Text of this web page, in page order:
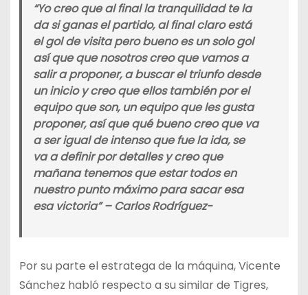
“Yo creo que al final la tranquilidad te la
da si ganas el partido, al final claro está
el gol de visita pero bueno es un solo gol
así que que nosotros creo que vamos a
salir a proponer, a buscar el triunfo desde
un inicio y creo que ellos también por el
equipo que son, un equipo que les gusta
proponer, así que qué bueno creo que va
a ser igual de intenso que fue la ida, se
va a definir por detalles y creo que
mañana tenemos que estar todos en
nuestro punto máximo para sacar esa
esa victoria” – Carlos Rodríguez-
Por su parte el estratega de la máquina, Vicente
Sánchez habló respecto a su similar de Tigres,